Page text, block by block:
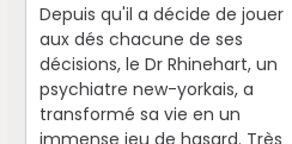
Depuis qu'il a décide de jouer
aux dés chacune de ses
décisions, le Dr Rhinehart, un
psychiatre new-yorkais, a
transformé sa vie en un
immense jeu de hasard. Très